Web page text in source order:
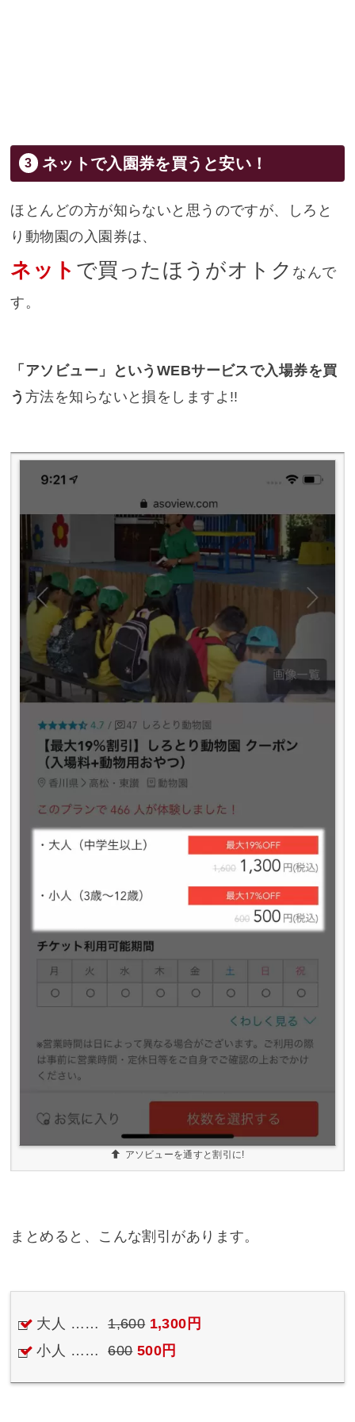
ネットで入園券を買うと安い！
ほとんどの方が知らないと思うのですが、しろと
り動物園の入園券は、
ネット で買ったほうがオトク なんで
す。
「アソビュー」というWEBサービスで入場券を買
う 方法を知らないと損をしますよ!!
アソビューを通すと割引に!
まとめると、こんな割引があります。
大人 …… 1,600 1,300円
小人 ……
600 500円